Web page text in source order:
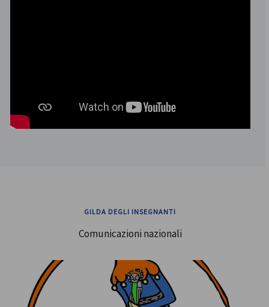
GILDA DEGLI INSEGNANTI
Comunicazioni nazionali